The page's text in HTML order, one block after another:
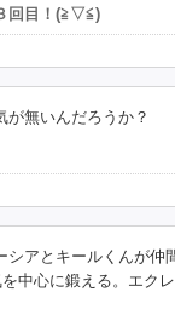
回目！(⁠≧⁠▽⁠≦⁠)
が無いんだろうか？
シアとキールくんが
中心に鍛える。エク